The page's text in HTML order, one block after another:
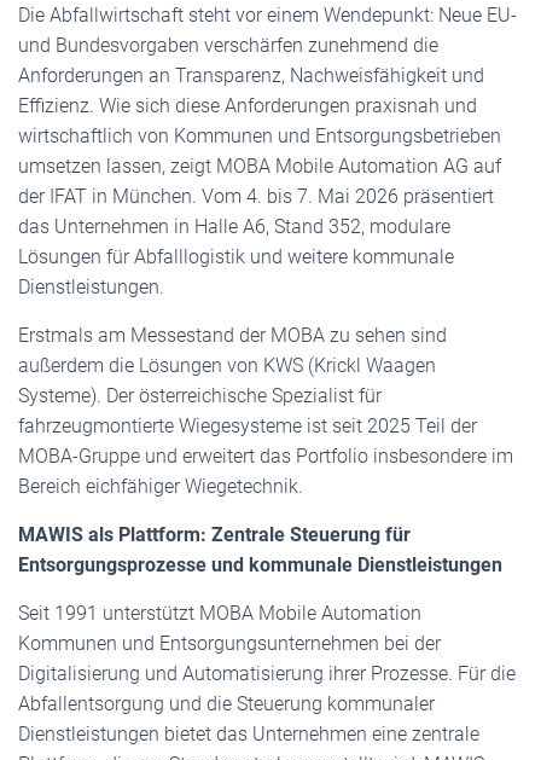
Die Abfallwirtschaft steht vor einem Wendepunkt: Neue EU-
und Bundesvorgaben verschärfen zunehmend die
Anforderungen an Transparenz, Nachweisfähigkeit und
Effizienz. Wie sich diese Anforderungen praxisnah und
wirtschaftlich von Kommunen und Entsorgungsbetrieben
umsetzen lassen, zeigt MOBA Mobile Automation AG auf
der IFAT in München. Vom 4. bis 7. Mai 2026 präsentiert
das Unternehmen in Halle A6, Stand 352, modulare
Lösungen für Abfalllogistik und weitere kommunale
Dienstleistungen.
Erstmals am Messestand der MOBA zu sehen sind
außerdem die Lösungen von KWS (Krickl Waagen
Systeme). Der österreichische Spezialist für
fahrzeugmontierte Wiegesysteme ist seit 2025 Teil der
MOBA-Gruppe und erweitert das Portfolio insbesondere im
Bereich eichfähiger Wiegetechnik.
MAWIS als Plattform: Zentrale Steuerung für
Entsorgungsprozesse und kommunale Dienstleistungen
Seit 1991 unterstützt MOBA Mobile Automation
Kommunen und Entsorgungsunternehmen bei der
Digitalisierung und Automatisierung ihrer Prozesse. Für die
Abfallentsorgung und die Steuerung kommunaler
Dienstleistungen bietet das Unternehmen eine zentrale